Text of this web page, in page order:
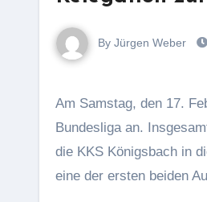
By Jürgen Weber
Am Samstag, den 17. Februar 2024 trat unsere 1. Mannschaft Luftgewehr in Pforzheim im Relegationsschießen zur 2.
Bundesliga an.
die KKS Königsbach in
eine der ersten beiden